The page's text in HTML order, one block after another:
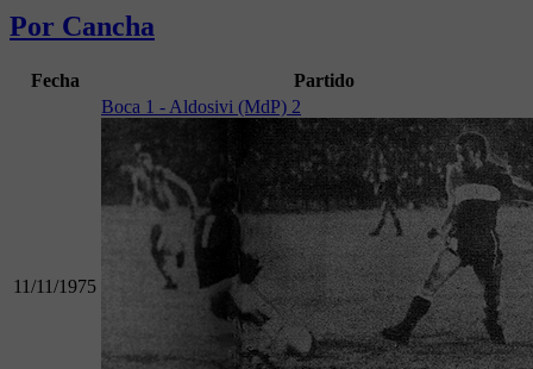
Por Cancha
Fecha Partido
11/11/1975
Boca 1 - Aldosivi (MdP) 2